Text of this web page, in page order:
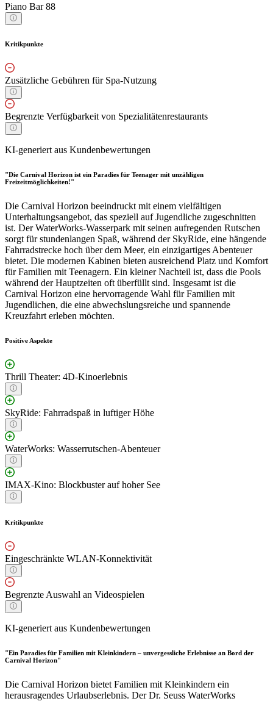
Piano Bar 88
Kritikpunkte
Zusätzliche Gebühren für Spa-Nutzung
Begrenzte Verfügbarkeit von Spezialitätenrestaurants
KI-generiert aus Kundenbewertungen
"Die Carnival Horizon ist ein Paradies für Teenager mit unzähligen
Freizeitmöglichkeiten!"
Die Carnival Horizon beeindruckt mit einem vielfältigen
Unterhaltungsangebot, das speziell auf Jugendliche zugeschnitten
ist. Der WaterWorks-Wasserpark mit seinen aufregenden Rutschen
sorgt für stundenlangen Spaß, während der SkyRide, eine hängende
Fahrradstrecke hoch über dem Meer, ein einzigartiges Abenteuer
bietet. Die modernen Kabinen bieten ausreichend Platz und Komfort
für Familien mit Teenagern. Ein kleiner Nachteil ist, dass die Pools
während der Hauptzeiten oft überfüllt sind. Insgesamt ist die
Carnival Horizon eine hervorragende Wahl für Familien mit
Jugendlichen, die eine abwechslungsreiche und spannende
Kreuzfahrt erleben möchten.
Positive Aspekte
Thrill Theater: 4D-Kinoerlebnis
SkyRide: Fahrradspaß in luftiger Höhe
WaterWorks: Wasserrutschen-Abenteuer
IMAX-Kino: Blockbuster auf hoher See
Kritikpunkte
Eingeschränkte WLAN-Konnektivität
Begrenzte Auswahl an Videospielen
KI-generiert aus Kundenbewertungen
"Ein Paradies für Familien mit Kleinkindern – unvergessliche Erlebnisse an Bord der
Carnival Horizon"
Die Carnival Horizon bietet Familien mit Kleinkindern ein
herausragendes Urlaubserlebnis. Der Dr. Seuss WaterWorks